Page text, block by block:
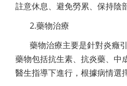
註意休息、避免勞累、保持陰
2.藥物治療
藥物治療主要是針對炎癥
藥物包括抗生素、抗炎藥、中
醫生指導下進行，根據病情選